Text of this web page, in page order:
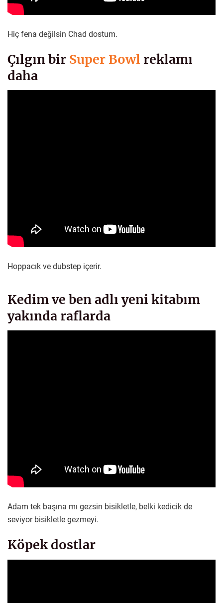
Hiç fena değilsin Chad dostum.
Çılgın bir Super Bowl reklamı
daha
Hoppacık ve dubstep içerir.
Kedim ve ben adlı yeni kitabım
yakında raflarda
Adam tek başına mı gezsin bisikletle, belki kedicik de
seviyor bisikletle gezmeyi.
Köpek dostlar